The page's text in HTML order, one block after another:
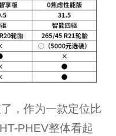
，作为一款定位比
PHEV整体看起